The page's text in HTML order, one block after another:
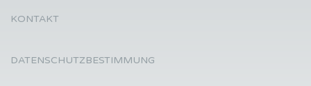
KONTAKT
DATENSCHUTZBESTIMMUNG